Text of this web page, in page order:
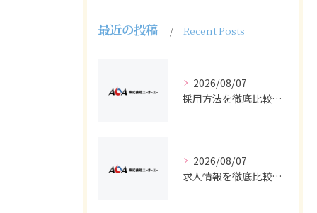
最近の投稿 Recent Posts
2026/08/07
採用方法を徹底比較求人広告でバイトと正社員の最適解を探る
2026/08/07
求人情報を徹底比較して正社員やバイトを効率よく見つける実践ガイド